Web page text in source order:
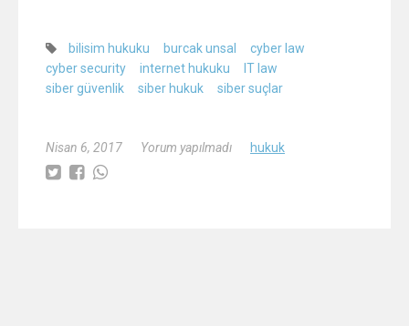
bilisim hukuku burcak unsal
cyber law
cyber security
internet hukuku
IT law
siber güvenlik
siber hukuk siber suçlar
Nisan 6, 2017 Yorum yapılmadı hukuk